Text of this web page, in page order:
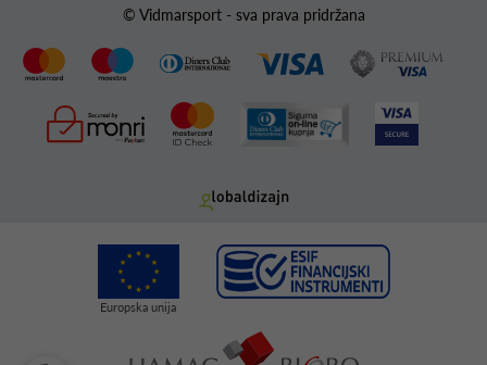
© Vidmarsport - sva prava pridržana